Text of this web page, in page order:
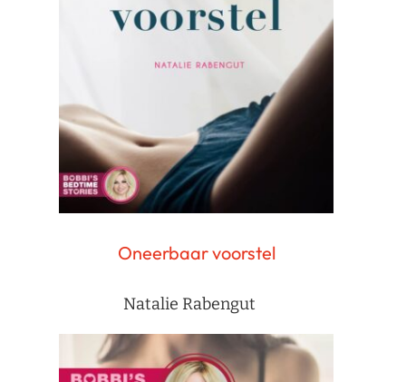
Oneerbaar voorstel
Natalie Rabengut